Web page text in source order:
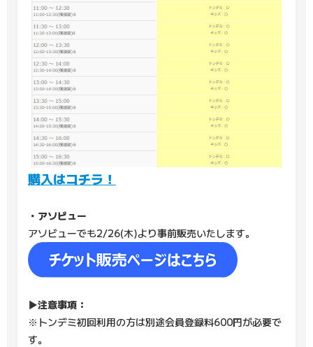
購入はコチラ！
・アソビュー
アソビューでも2/26(木)より事前販売いたします。
▶注意事項：
※トンデミ初回利用の方は別途会員登録料600円が必要で
す。